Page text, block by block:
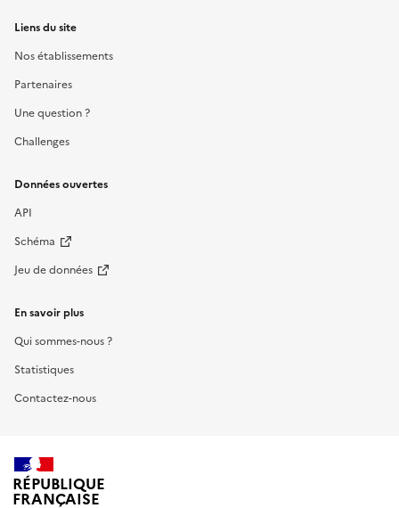
Liens du site
Nos établissements
Partenaires
Une question ?
Challenges
Données ouvertes
API
Schéma
Jeu de données
En savoir plus
Qui sommes-nous ?
Statistiques
Contactez-nous
RÉPUBLIQUE
FRANÇAISE